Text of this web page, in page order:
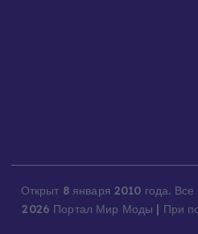
Открыт 8 января 2010 года.
2026 Портал Мир Моды | При